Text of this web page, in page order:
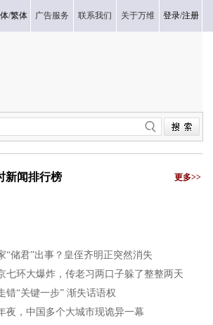
/繁体 广告服务 联系我们 关于万维 登录/注册
新闻排行榜 更多>>
“储君”出事？皇侄齐明正突然消失
七环大爆炸，传老习两口子躲了整整两天
错“关键一步” 渐失话语权
夜，中国多个大城市现诡异一幕